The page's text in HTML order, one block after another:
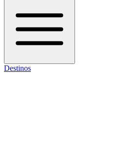
Destinos